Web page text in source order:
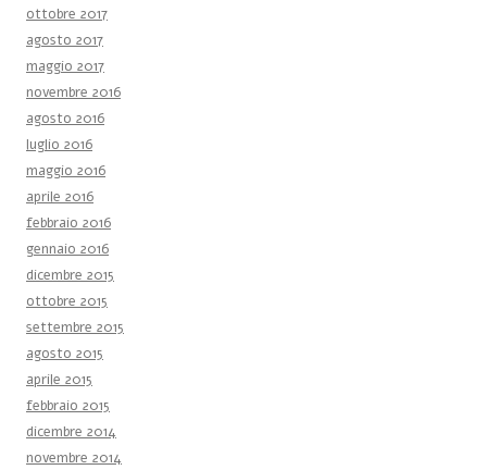
ottobre 2017
agosto 2017
maggio 2017
novembre 2016
agosto 2016
luglio 2016
maggio 2016
aprile 2016
febbraio 2016
gennaio 2016
dicembre 2015
ottobre 2015
settembre 2015
agosto 2015
aprile 2015
febbraio 2015
dicembre 2014
novembre 2014